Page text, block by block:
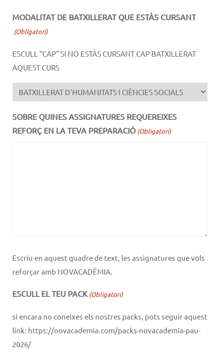
MODALITAT DE BATXILLERAT QUE ESTÀS CURSANT
(Obligatori)
ESCULL "CAP" SI NO ESTÀS CURSANT CAP BATXILLERAT
AQUEST CURS
SOBRE QUINES ASSIGNATURES REQUEREIXES
REFORÇ EN LA TEVA PREPARACIÓ (Obligatori)
Escriu en aquest quadre de text, les assignatures que vols
reforçar amb NOVACADÈMIA.
ESCULL EL TEU PACK (Obligatori)
si encara no coneixes els nostres packs, pots seguir aquest
link: https://novacademia.com/packs-novacademia-pau-
2026/